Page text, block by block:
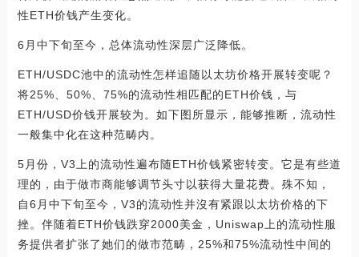
性ETH价钱产生变化。
6月中下旬至今，总体流动性深层广泛降低。
ETH/USDC池中的流动性怎样追随以太坊价格开展转变呢？
将25%、50%、75%的流动性相匹配的ETH价钱，与
ETH/USD价钱开展较为。如下图所显示，能够推断，流动性
一般集中化在这种范畴内。
5月份，V3上的流动性遍布随ETH价钱紧密转变。它是有些道
理的，由于做市商能够调节头寸以获得大量花费。殊不知，
自6月中下旬至今，V3的流动性并沒有紧跟以太坊价格的下
挫。伴随着ETH价钱跌穿2000美金，Uniswap上的流动性服
务提供者扩张了她们的做市范畴，25%和75%流动性中间的